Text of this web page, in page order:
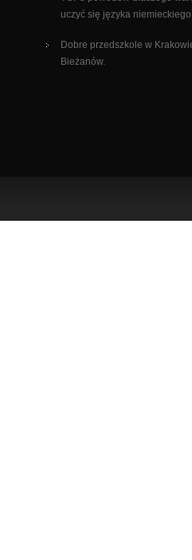
uczyć się języka
Dobre przedszkole w
Bieżanów.